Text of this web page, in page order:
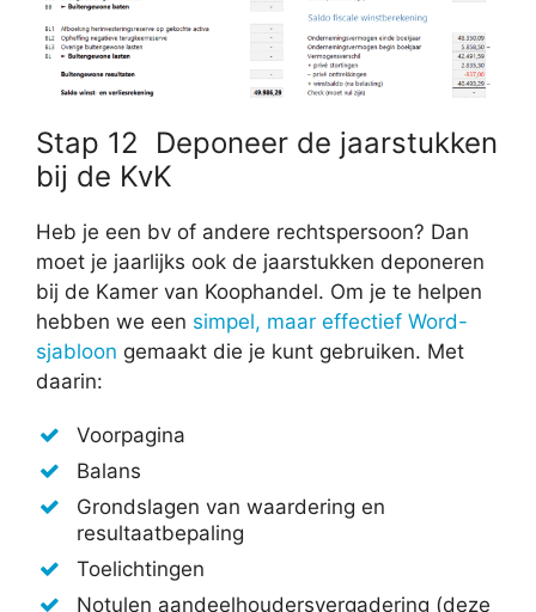
Stap 12 Deponeer de jaarstukken
bij de KvK
Heb je een bv of andere rechtspersoon? Dan
moet je jaarlijks ook de jaarstukken deponeren
bij de Kamer van Koophandel. Om je te helpen
hebben we een simpel, maar effectief Word-
sjabloon gemaakt die je kunt gebruiken. Met
daarin:
Voorpagina
Balans
Grondslagen van waardering en
resultaatbepaling
Toelichtingen
Notulen aandeelhoudersvergadering (deze